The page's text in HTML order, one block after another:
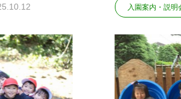
入園案内・説明会 2026.05.07